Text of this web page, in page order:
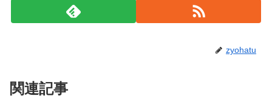
zyohatu
関連記事